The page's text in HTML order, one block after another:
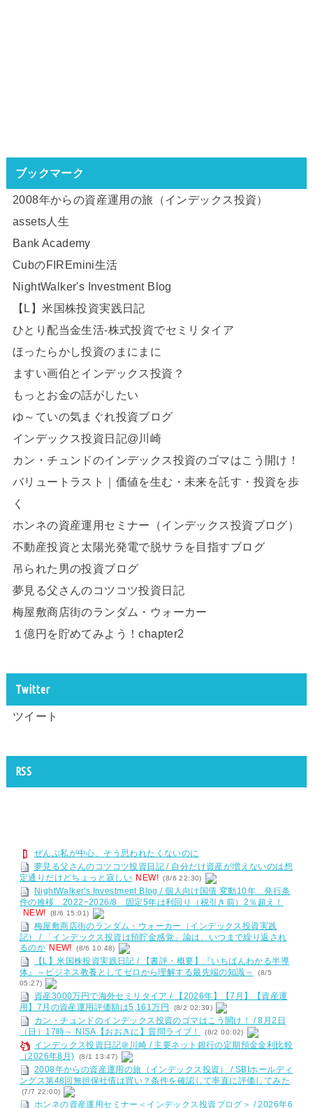
ブックマーク
2008年からの資産運用の旅（インデックス投資）
assets人生
Bank Academy
CubのFIREmini生活
NightWalker's Investment Blog
【L】米国株投資実践日記
ひとり配当金生活-株式投資でセミリタイア
ほったらかし投資のまにまに
ますい画伯とインデックス投資？
もっとお金の話がしたい
ゆ～ていの気まぐれ投資ブログ
インデックス投資日記@川崎
カン・チュンドのインデックス投資のゴマはこう開け！
バリュートラスト｜価値を生む・未来を託す・投資を歩
く
ホンネの資産運用セミナー（インデックス投資ブログ）
不動産投資と太陽光発電で脱サラを目指すブログ
吊られた男の投資ブログ
夢見る父さんのコツコツ投資日記
梅屋敷商店街のランダム・ウォーカー
１億円を貯めてみよう！chapter2
Twitter
ツイート
RSS
ぜんぶ私が中心、そう思われたくないのに
夢見る父さんのコツコツ投資日記 / 自分だけ資産が増えないのは想
定通りだけどちょっと寂しい NEW! (8/6 22:30)
NightWalker's Investment Blog / 個人向け国債 変動10年 発行条
件の推移 2022−2026/8 固定5年は利回り（税引き前）2％超え！
NEW!
(8/6 15:01)
梅屋敷商店街のランダム・ウォーカー（インデックス投資実践
記） / 「インデックス投資は預貯金感覚」論は、いつまで繰り返され
るのか NEW! (8/6 10:48)
【L】米国株投資実践日記 / 【書評・概要】『いちばんわかる半導
体』～ビジネス教養としてゼロから理解する最先端の知識～
(8/5
05:27)
資産3000万円で海外セミリタイア / 【2026年】【7月】【資産運
用】7月の資産運用評価額は5,161万円
(8/2 02:39)
カン・チュンドのインデックス投資のゴマはこう開け！ / 8月2日
（日）17時～ NISA【おおきに】質問ライブ！
(8/2 00:02)
インデックス投資日記＠川崎 / 主要ネット銀行の定期預金金利比較
（2026年8月)
(8/1 13:47)
2008年からの資産運用の旅（インデックス投資） / SBIホールディ
ングス第48回無担保社債は買い？条件を確認して率直に評価してみた
(7/7 22:00)
ホンネの資産運用セミナー＜インデックス投資ブログ＞ / 2026年6